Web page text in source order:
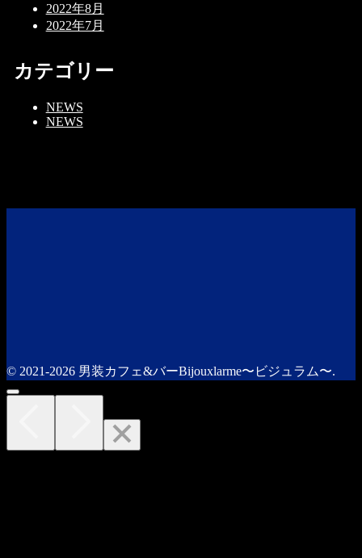
2022年8月
2022年7月
カテゴリー
NEWS
NEWS
© 2021-2026 男装カフェ&バーBijouxlarme〜ビジュラム〜.